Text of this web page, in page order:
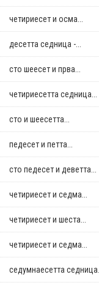
четириесет и осма...
десетта седница -...
сто шеесет и прва...
четириесетта седница...
сто и шеесетта...
педесет и петта...
сто педесет и деветта...
четириесет и седма...
четириесет и шеста...
четириесет и седма...
седумнаесетта седница...